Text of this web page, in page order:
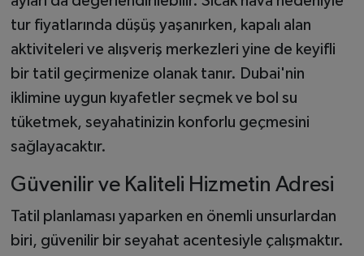
tur fiyatlarında düşüş yaşanırken, kapalı alan
aktiviteleri ve alışveriş merkezleri yine de keyifli
bir tatil geçirmenize olanak tanır. Dubai'nin
iklimine uygun kıyafetler seçmek ve bol su
tüketmek, seyahatinizin konforlu geçmesini
sağlayacaktır.
Güvenilir ve Kaliteli Hizmetin Adresi
Tatil planlaması yaparken en önemli unsurlardan
biri, güvenilir bir seyahat acentesiyle çalışmaktır.